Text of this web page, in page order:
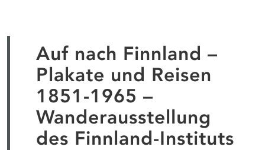
Auf nach Finnland –
Plakate und Reisen
1851-1965 –
Wanderausstellung
des Finnland-Instituts